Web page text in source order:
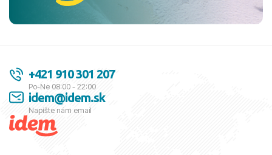
+421 910 301 207
Po-Ne 08:00 - 22:00
idem@idem.sk
Napíšte nám email